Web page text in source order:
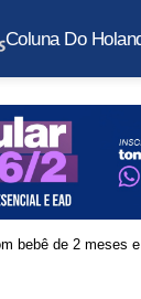
Coluna Do
bebê de 2 meses